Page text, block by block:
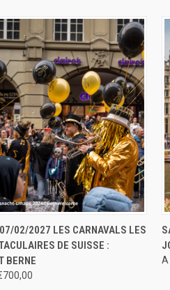
RÉSERVER
02/2027 LES CARNAVALS LES
DE SUISSE :
BERNE
A